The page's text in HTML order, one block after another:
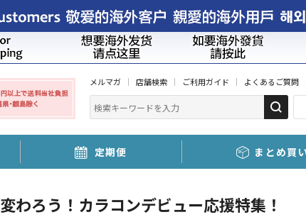
メルマガ 店舗検索 ご利用ガイド よくあるご質問
定期便 まとめ買
わろう！カラコンデビュー応援特集！